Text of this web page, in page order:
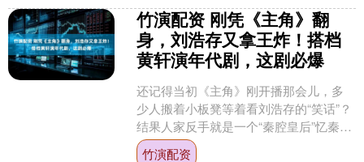
竹演配资 刚凭《主角》翻
身，刘浩存又拿王炸！搭档
黄轩演年代剧，这剧必爆
还记得当初《主角》刚开播那会儿，多
少人搬着小板凳等着看刘浩存的“笑话”？
结果人家反手就是一个“秦腔皇后”忆秦
娥，硬生生把质疑声变成了“真香”现场。
竹演配资